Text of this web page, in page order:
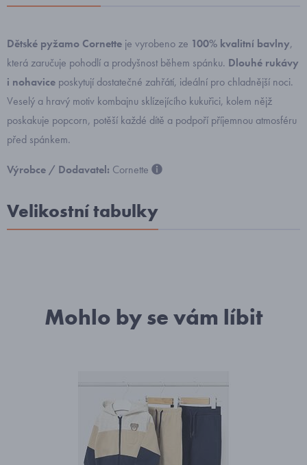
Dětské pyžamo Cornette je vyrobeno ze 100% kvalitní bavlny,
která zaručuje pohodlí a prodyšnost během spánku. Dlouhé rukávy
i nohavice poskytují dostatečné zahřátí, ideální pro chladnější noci.
Veselý a hravý motiv kombajnu sklízejícího kukuřici, kolem nějž
poskakuje popcorn, potěší každé dítě a podpoří příjemnou atmosféru
před spánkem.
Výrobce / Dodavatel: Cornette
Velikostní tabulky
Mohlo by se vám líbit